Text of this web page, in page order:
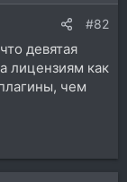
#82
девятая
лицензиям как
чем